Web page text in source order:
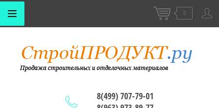
0
8(499) 707-79-01